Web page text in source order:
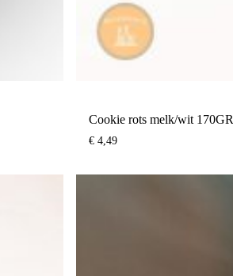
Cookie rots melk/wit 170GR
€ 4,49